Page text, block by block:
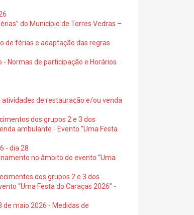
do Município de Torres Vedras –
de férias e adaptação das regras
- Normas de participação e Horários
atividades de restauração e/ou venda
dos grupos 2 e 3 dos
ambulante - Evento “Uma Festa
- dia 28
no âmbito do evento “Uma
dos grupos 2 e 3 dos
“Uma Festa do Caraças 2026” -
de maio 2026 - Medidas de